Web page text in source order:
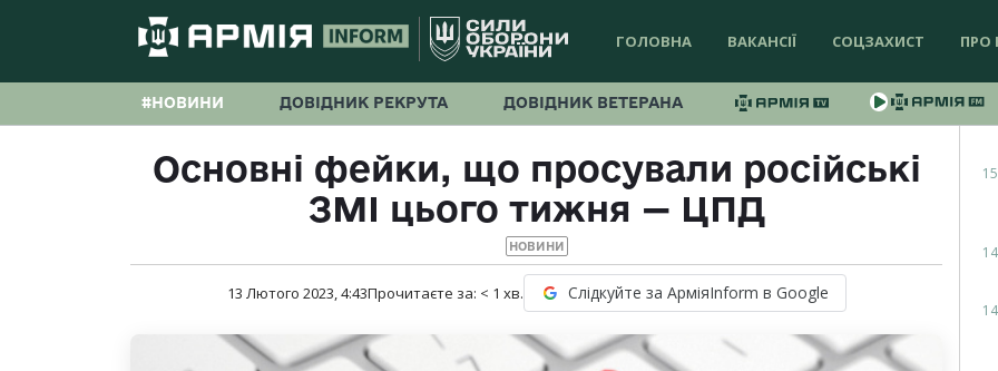
ГОЛОВНА ВАКАНСІЇ СОЦЗАХИСТ ПРО
#НОВИНИ ДОВІДНИК РЕКРУТА ДОВІДНИК ВЕТЕРАНА
Основні фейки, що просували російські
ЗМІ цього тижня — ЦПД
НОВИНИ
13 Лютого 2023, 4:43Прочитаєте за: < 1 хв. Слідкуйте за АрміяInform в Google